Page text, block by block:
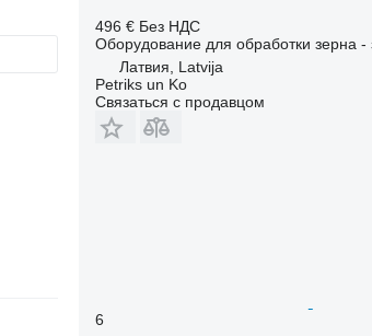
496 € Без НДС
Оборудование для обработки зерна -
Латвия, Latvija
Petriks un Ko
Связаться с продавцом
6